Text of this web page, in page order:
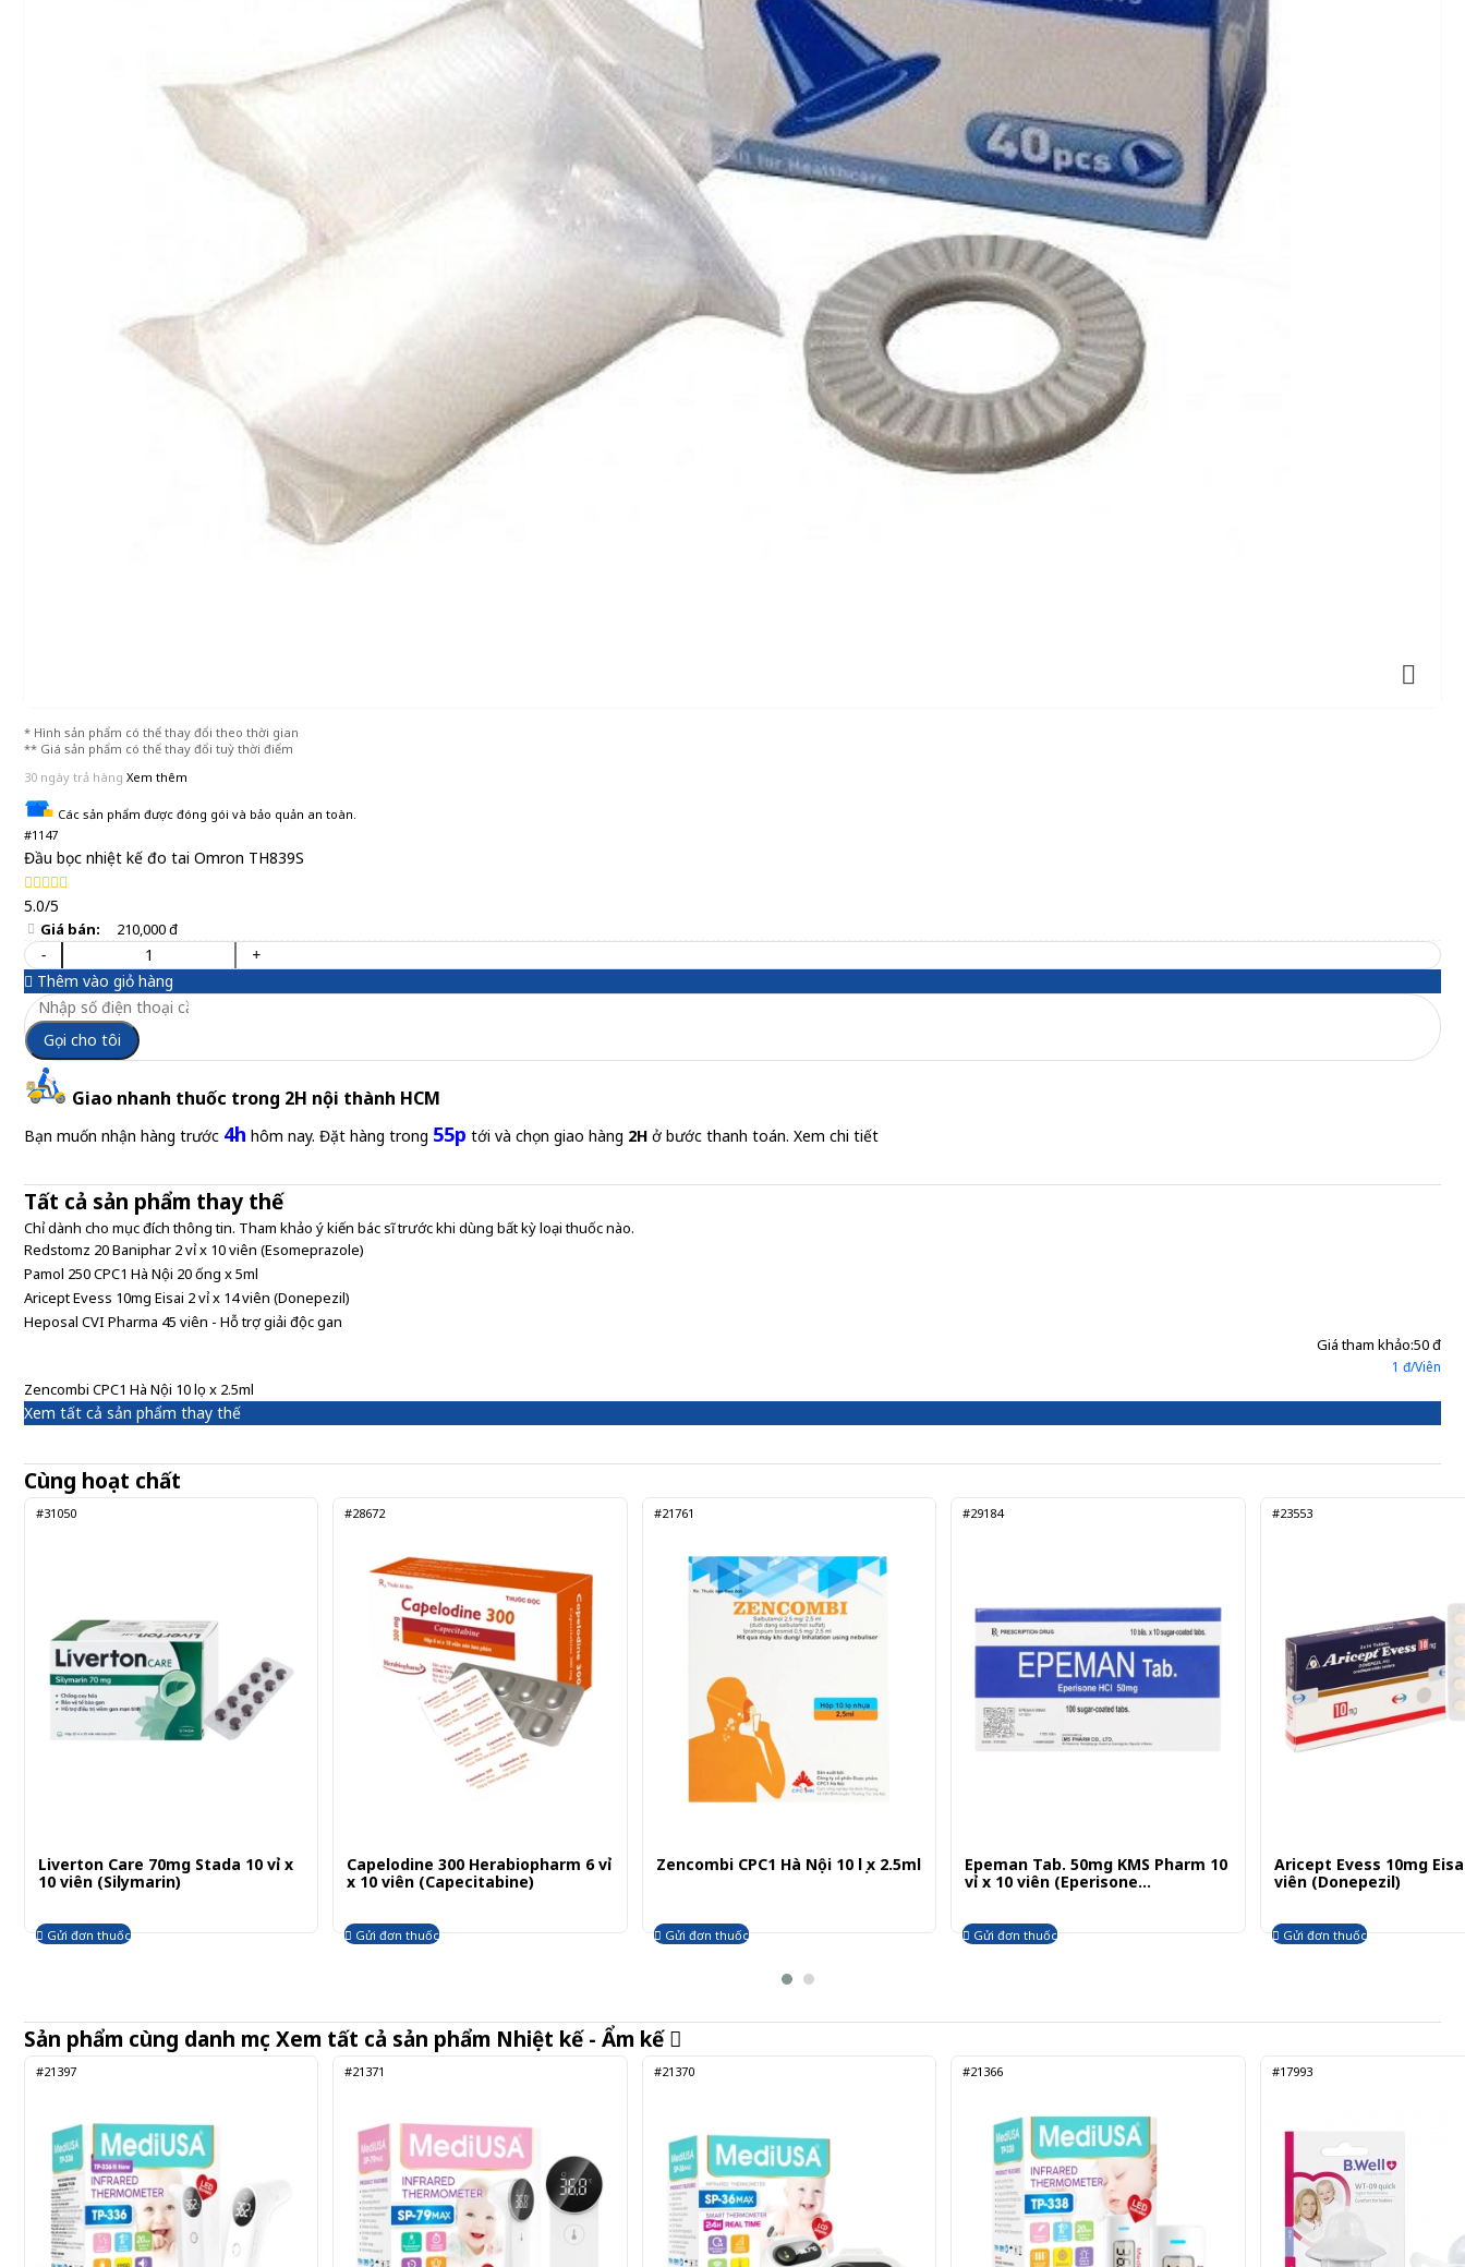
* Hình sản phẩm có thể thay đổi theo thời gian
** Giá sản phẩm có thể thay đổi tuỳ thời điểm
30 ngày trả hàng Xem thêm
Các sản phẩm được đóng gói và bảo quản an toàn.
#1147
Đầu bọc nhiệt kế đo tai Omron TH839S
5.0/5
Giá bán: 210,000 đ
-
+
Thêm vào giỏ hàng
Gọi cho tôi
Giao nhanh thuốc trong 2H nội thành HCM
Bạn muốn nhận hàng trước 4h hôm nay. Đặt hàng trong 55p tới và chọn giao hàng 2H ở bước thanh toán. Xem chi tiết
Tất cả sản phẩm thay thế
Chỉ dành cho mục đích thông tin. Tham khảo ý kiến bác sĩ trước khi dùng bất kỳ loại thuốc nào.
Redstomz 20 Baniphar 2 vỉ x 10 viên (Esomeprazole)
Pamol 250 CPC1 Hà Nội 20 ống x 5ml
Aricept Evess 10mg Eisai 2 vỉ x 14 viên (Donepezil)
Heposal CVI Pharma 45 viên - Hỗ trợ giải độc gan
Giá tham khảo:50 đ
1 đ/Viên
Zencombi CPC1 Hà Nội 10 lọ x 2.5ml
Xem tất cả sản phẩm thay thế
Cùng hoạt chất
#31050
Liverton Care 70mg Stada 10 vỉ x
10 viên (Silymarin)
Gửi đơn thuốc
#28672
Capelodine 300 Herabiopharm 6 vỉ
x 10 viên (Capecitabine)
Gửi đơn thuốc
#21761
Zencombi CPC1 Hà Nội 10 lọ x 2.5ml
Gửi đơn thuốc
#29184
Epeman Tab. 50mg KMS Pharm 10
vỉ x 10 viên (Eperisone
Gửi đơn thuốc
#23553
Aricept Evess 10mg
viên (Donepezil)
Gửi đơn thuốc
Sản phẩm cùng danh mục Xem tất cả sản phẩm Nhiệt kế - Ẩm kế
#21397 #21371 #21370 #21366 #17993